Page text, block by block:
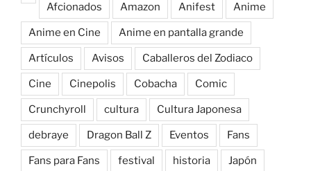
Afcionados Amazon Anifest Anime
Anime en Cine Anime en pantalla grande
Artículos Avisos Caballeros del Zodiaco
Cine Cinepolis Cobacha Comic
Crunchyroll cultura Cultura Japonesa
debraye Dragon Ball Z Eventos Fans
Fans para Fans festival historia Japón